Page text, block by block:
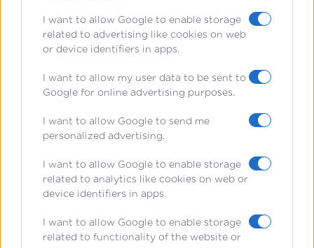
I want to allow Google to enable storage
related to advertising like cookies on web
or device identifiers in apps.
I want to allow my user data to be sent to
Google for online advertising purposes.
I want to allow Google to send me
personalized advertising.
I want to allow Google to enable storage
related to analytics like cookies on web or
device identifiers in apps.
I want to allow Google to enable storage
related to functionality of the website or
περιλαμβάνουν τη συμμετοχή σε
λύσεων που θα αντιμετωπίζουν
σύγχρονες προκλήσεις.
μαθαίνω και να εξελίσσομαι, ώστε να
μπορέσω να αφήσω το στίγμα μου
στον τομέα μου και να εμπνεύσω και